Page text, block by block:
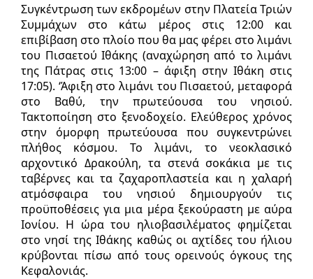
Συγκέντρωση των εκδρομέων στην Πλατεία Τριών
Συμμάχων στο κάτω μέρος στις 12:00 και
επιβίβαση στο πλοίο που θα μας φέρει στο λιμάνι
του Πισαετού Ιθάκης (αναχώρηση από το λιμάνι
της Πάτρας στις 13:00 – άφιξη στην Ιθάκη στις
17:05). ‘Άφιξη στο λιμάνι του Πισαετού, μεταφορά
στο Βαθύ, την πρωτεύουσα του νησιού.
Τακτοποίηση στο ξενοδοχείο. Ελεύθερος χρόνος
στην όμορφη πρωτεύουσα που συγκεντρώνει
πλήθος κόσμου. Το λιμάνι, το νεοκλασικό
αρχοντικό Δρακούλη, τα στενά σοκάκια με τις
ταβέρνες και τα ζαχαροπλαστεία και η χαλαρή
ατμόσφαιρα του νησιού δημιουργούν τις
προϋποθέσεις για μια μέρα ξεκούραστη με αύρα
Ιονίου. Η ώρα του ηλιοβασιλέματος φημίζεται
στο νησί της Ιθάκης καθώς οι αχτίδες του ήλιου
κρύβονται πίσω από τους ορεινούς όγκους της
Κεφαλονιάς.